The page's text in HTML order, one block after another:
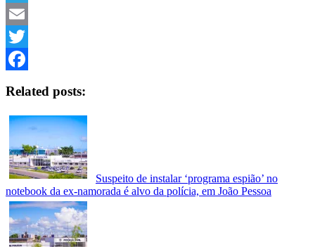
Telegram
Email
Twitter
Related posts:
Suspeito de instalar ‘programa espião’ no
notebook da ex-namorada é alvo da polícia, em João Pessoa